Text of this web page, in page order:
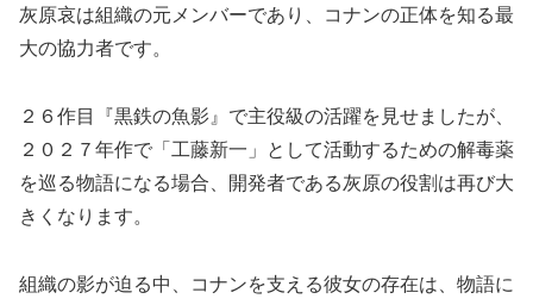
灰原哀は組織の元メンバーであり、コナンの正体を知る最
大の協力者です。
２６作目『黒鉄の魚影』で主役級の活躍を見せましたが、
２０２７年作で「工藤新一」として活動するための解毒薬
を巡る物語になる場合、開発者である灰原の役割は再び大
きくなります。
組織の影が迫る中、コナンを支える彼女の存在は、物語に